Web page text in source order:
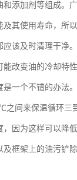
添加剂等组成。
其使用寿命，所
该及时清理干净
改变油的冷却特
一个不错的办法。
间来保温循环
因为这样可以降
框架上的油污铲